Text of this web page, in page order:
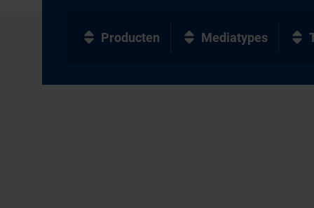
Producten Mediatypes